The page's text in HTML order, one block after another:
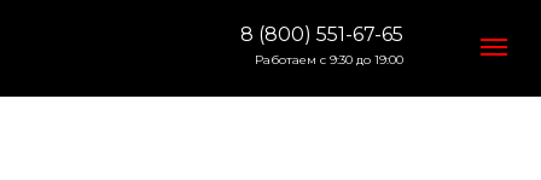
Работаем с 9:30 до 19:00
8 (800) 551-67-65